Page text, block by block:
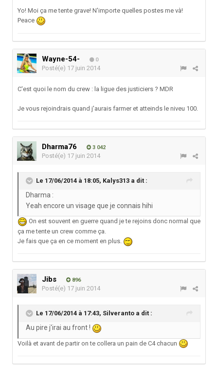
Yo! Moi ça me tente grave! N'importe quelles postes me và!
Peace
Wayne-54- 0
Posté(e) 17 juin 2014
C'est quoi le nom du crew : la ligue des justiciers ? MDR
Je vous rejoindrais quand j'aurais farmer et atteinds le niveu 100.
Dharma76 3 042
Posté(e) 17 juin 2014
Le 17/06/2014 à 18:05, Kalys313 a dit :
Dharma :
Yeah encore un visage que je connais hihi
On est souvent en guerre quand je te rejoins donc normal que
ça me tente un crew comme ça.
Je fais que ça en ce moment en plus.
Jibs 896
Posté(e) 17 juin 2014
Le 17/06/2014 à 17:43, Silveranto a dit :
Au pire j'irai au front !
Voilà et avant de partir on te collera un pain de C4 chacun